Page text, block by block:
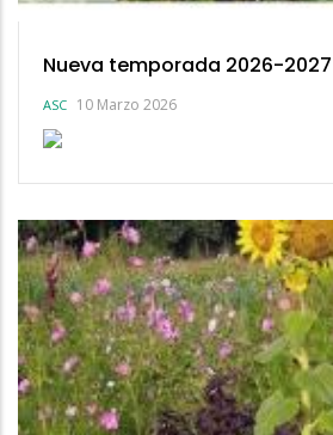
Nueva temporada 2026-2027
ASC 10 Marzo 2026